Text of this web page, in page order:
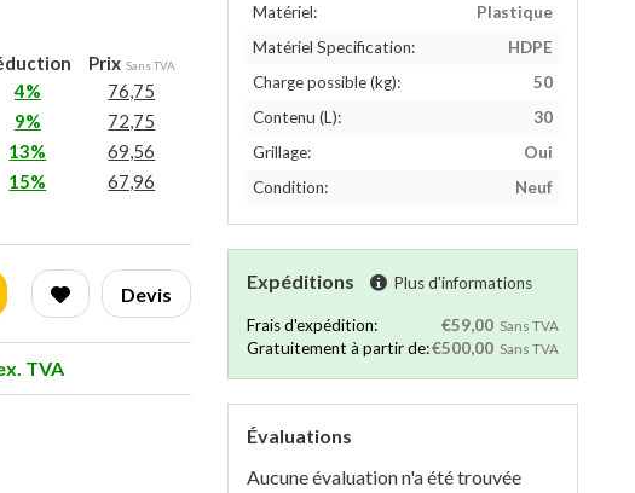
Prix Sans TVA
4%
76,75
9%
72,75
13%
69,56
15% 67,96
Devis
TVA
Matériel:
Plastique
Matériel Specification:
HDPE
Charge possible (kg):
50
Contenu (L):
30
Grillage:
Oui
Condition:
Neuf
Expéditions Plus d'informations
Frais d'expédition: €59,00 Sans TVA
Gratuitement à partir de:€500,00 Sans TVA
Évaluations
Aucune évaluation n'a été trouvée